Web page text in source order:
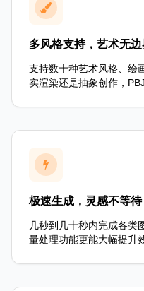
多风格支持，艺术无边
支持数十种艺术风格、绘
实渲染还是抽象创作，
极速生成，灵感不等待
几秒到几十秒内完成各类
量处理功能更能大幅提升